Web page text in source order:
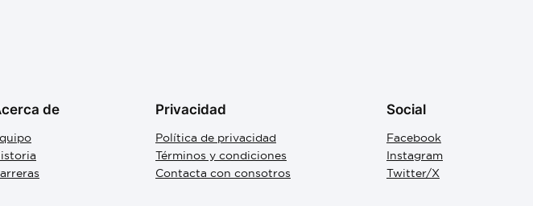
de Privacidad
Política de privacidad
Términos y condiciones
Contacta con consotros
Social
Facebook
Instagram
Twitter/X